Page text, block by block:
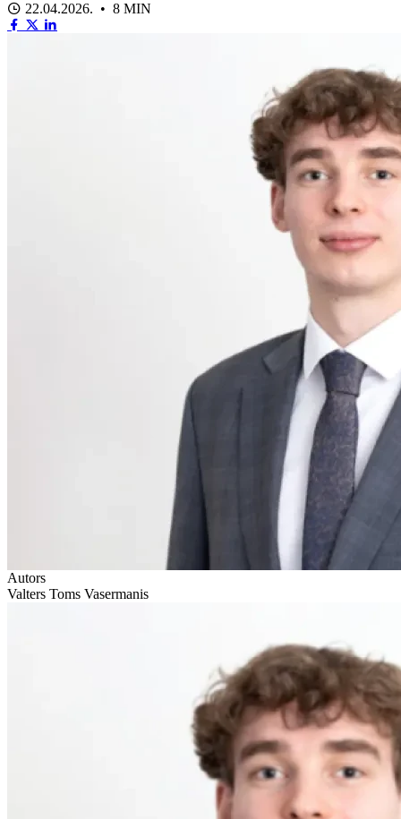
22.04.2026. • 8 MIN
Autors
Valters Toms Vasermanis